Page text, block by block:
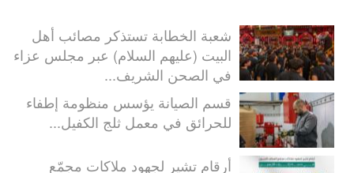
شعبة الخطابة تستذكر مصائب أهل
البيت (عليهم السلام) عبر مجلس عزاء
في الصحن الشريف...
قسم الصيانة يؤسس منظومة إطفاء
للحرائق في معمل ثلج الكفيل...
أرقام تشير لجهود ملاكات مجمّع